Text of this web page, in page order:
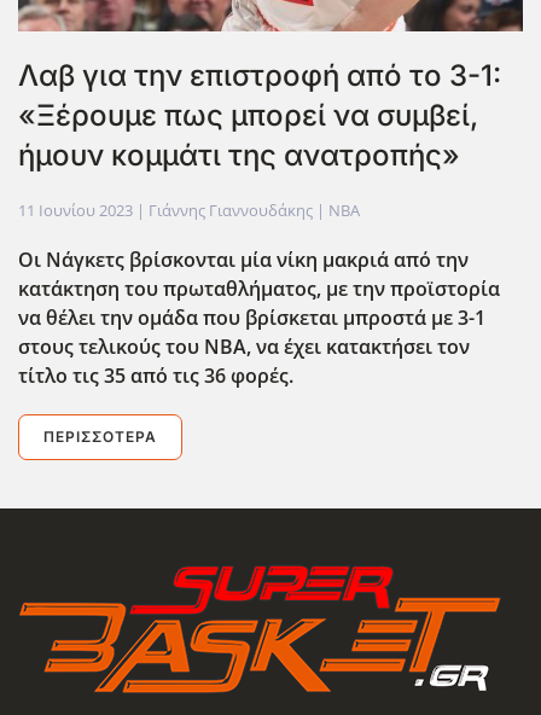
Λαβ για την επιστροφή από το 3-1:
«Ξέρουμε πως μπορεί να συμβεί,
ήμουν κομμάτι της ανατροπής»
11 Ιουνίου 2023 | Γιάννης Γιαννουδάκης | NBA
Οι Νάγκετς βρίσκονται μία νίκη μακριά από την
κατάκτηση του πρωταθλήματος, με την προϊστορία
να θέλει την ομάδα που βρίσκεται μπροστά με 3-1
στους τελικούς του ΝΒΑ, να έχει κατακτήσει τον
τίτλο τις 35 από τις 36 φορές.
ΠΕΡΙΣΣΌΤΕΡΑ